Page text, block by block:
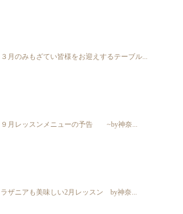
３月のみもざてい皆様をお迎えするテーブル...
９月レッスンメニューの予告 ~by神奈...
ラザニアも美味しい2月レッスン by神奈...